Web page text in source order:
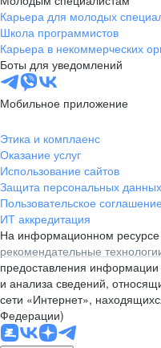
Карьера для молодых
Школа программистов
Карьера в некоммерческих
Боты для уведомлений
Мобильное приложение
Этика и комплаенс
Оказание услуг
Использование сайтов
Защита персональных данных
Пользовательское соглашение
ИТ аккредитация
На информационном
рекомендательные
предоставления информации
и анализа сведений,
сети «Интернет»,
Федерации)